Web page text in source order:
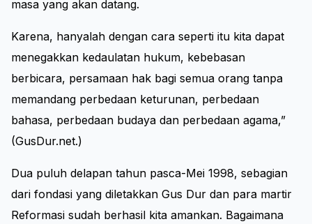
masa yang akan datang.
Karena, hanyalah dengan cara seperti itu kita dapat
menegakkan kedaulatan hukum, kebebasan
berbicara, persamaan hak bagi semua orang tanpa
memandang perbedaan keturunan, perbedaan
bahasa, perbedaan budaya dan perbedaan agama,”
(GusDur.net.)
Dua puluh delapan tahun pasca-Mei 1998, sebagian
dari fondasi yang diletakkan Gus Dur dan para martir
Reformasi sudah berhasil kita amankan. Bagaimana